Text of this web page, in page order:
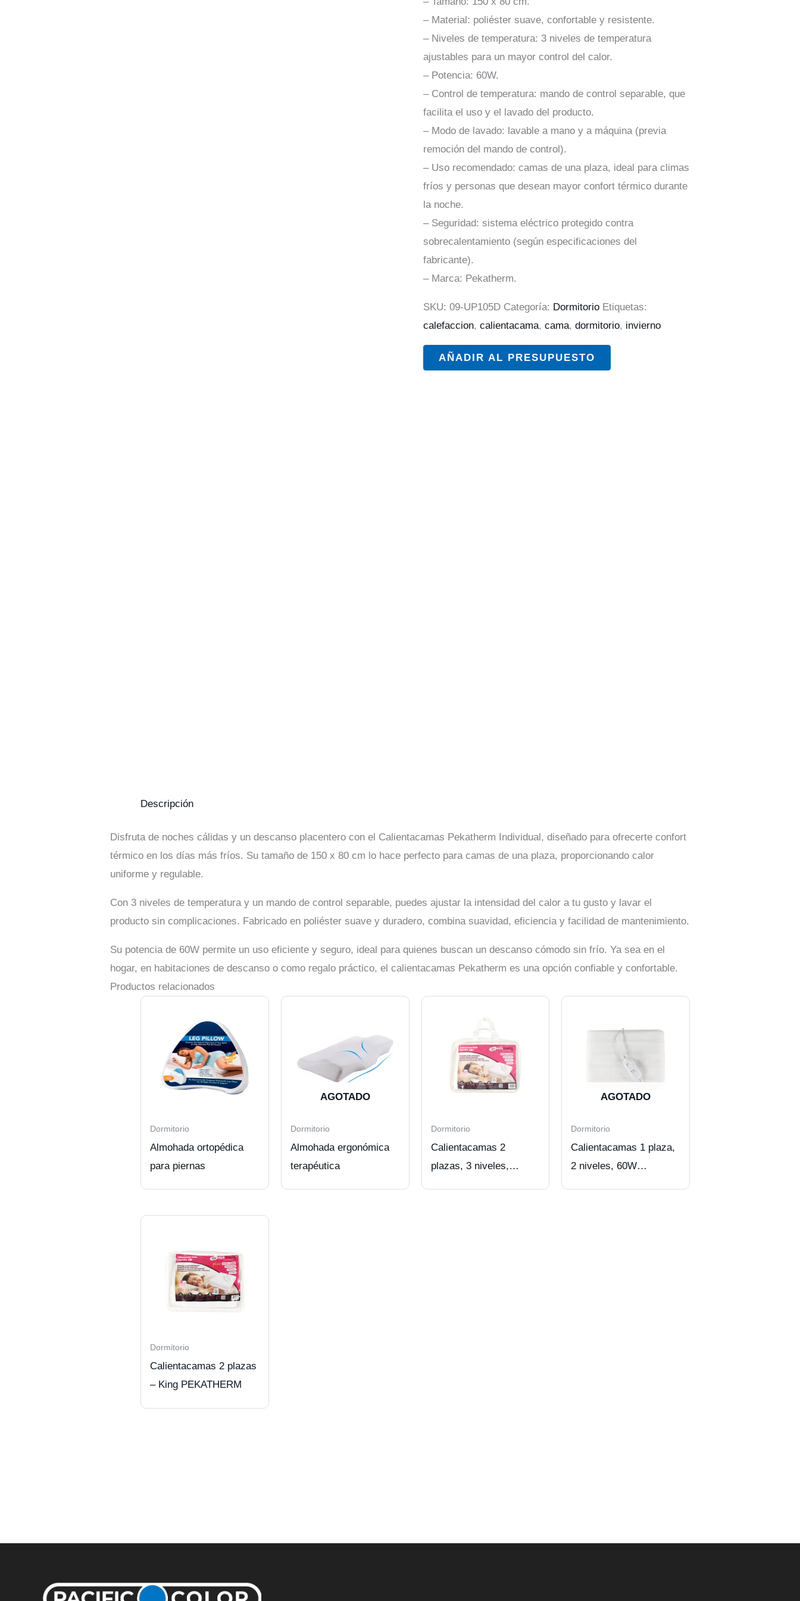
– Material: poliéster suave, confortable y resistente.
– Niveles de temperatura: 3 niveles de temperatura
ajustables para un mayor control del calor.
– Potencia: 60W.
– Control de temperatura: mando de control separable, que
facilita el uso y el lavado del producto.
– Modo de lavado: lavable a mano y a máquina (previa
remoción del mando de control).
– Uso recomendado: camas de una plaza, ideal para climas
fríos y personas que desean mayor confort térmico durante
la noche.
– Seguridad: sistema eléctrico protegido contra
sobrecalentamiento (según especificaciones del
fabricante).
– Marca: Pekatherm.
SKU: 09-UP105D Categoría: Dormitorio Etiquetas:
calefaccion, calientacama, cama, dormitorio, invierno
AÑADIR AL PRESUPUESTO
Descripción
Disfruta de noches cálidas y un descanso placentero con el Calientacamas Pekatherm Individual, diseñado para ofrecerte confort
térmico en los días más fríos. Su tamaño de 150 x 80 cm lo hace perfecto para camas de una plaza, proporcionando calor
uniforme y regulable.
Con 3 niveles de temperatura y un mando de control separable, puedes ajustar la intensidad del calor a tu gusto y lavar el
producto sin complicaciones. Fabricado en poliéster suave y duradero, combina suavidad, eficiencia y facilidad de mantenimiento.
Su potencia de 60W permite un uso eficiente y seguro, ideal para quienes buscan un descanso cómodo sin frío. Ya sea en el
hogar, en habitaciones de descanso o como regalo práctico, el calientacamas Pekatherm es una opción confiable y confortable.
Productos relacionados
Dormitorio
Almohada ortopédica
para piernas
AGOTADO
Dormitorio
Almohada ergonómica
terapéutica
Dormitorio
Calientacamas 2
plazas, 3 niveles,
AGOTADO
Dormitorio
Calientacamas 1 plaza,
2 niveles, 60W
Dormitorio
Calientacamas 2 plazas
– King PEKATHERM